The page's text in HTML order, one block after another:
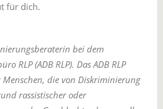
für dich.
bei dem
RLP (ADB RLP). Das ADB RLP
die von Diskriminierung
rassistischer oder